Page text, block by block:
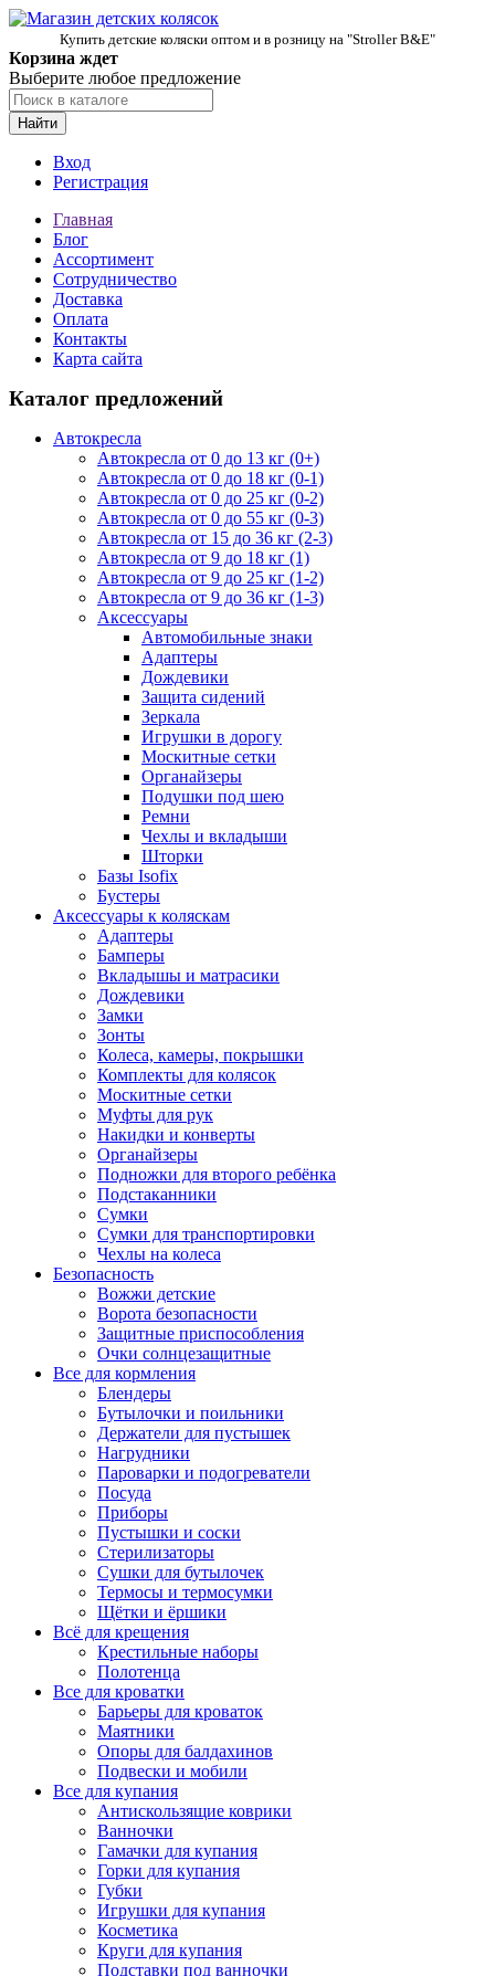
Купить детские коляски оптом и в розницу на "Stroller B&E"
Корзина ждет
Выберите любое предложение
Найти
Вход
Регистрация
Главная
Блог
Ассортимент
Сотрудничество
Доставка
Оплата
Контакты
Карта сайта
Каталог предложений
Автокресла
Автокресла от 0 до 13 кг (0+)
Автокресла от 0 до 18 кг (0-1)
Автокресла от 0 до 25 кг (0-2)
Автокресла от 0 до 55 кг (0-3)
Автокресла от 15 до 36 кг (2-3)
Автокресла от 9 до 18 кг (1)
Автокресла от 9 до 25 кг (1-2)
Автокресла от 9 до 36 кг (1-3)
Аксессуары
Автомобильные знаки
Адаптеры
Дождевики
Защита сидений
Зеркала
Игрушки в дорогу
Москитные сетки
Органайзеры
Подушки под шею
Ремни
Чехлы и вкладыши
Шторки
Базы Isofix
Бустеры
Аксессуары к коляскам
Адаптеры
Бамперы
Вкладышы и матрасики
Дождевики
Замки
Зонты
Колеса, камеры, покрышки
Комплекты для колясок
Москитные сетки
Муфты для рук
Накидки и конверты
Органайзеры
Подножки для второго ребёнка
Подстаканники
Сумки
Сумки для транспортировки
Чехлы на колеса
Безопасность
Вожжи детские
Ворота безопасности
Защитные приспособления
Очки солнцезащитные
Все для кормления
Блендеры
Бутылочки и поильники
Держатели для пустышек
Нагрудники
Пароварки и подогреватели
Посуда
Приборы
Пустышки и соски
Стерилизаторы
Сушки для бутылочек
Термосы и термосумки
Щётки и ёршики
Всё для крещения
Крестильные наборы
Полотенца
Все для кроватки
Барьеры для кроваток
Маятники
Опоры для балдахинов
Подвески и мобили
Все для купания
Антискользящие коврики
Ванночки
Гамачки для купания
Горки для купания
Губки
Игрушки для купания
Косметика
Круги для купания
Подставки под ванночки